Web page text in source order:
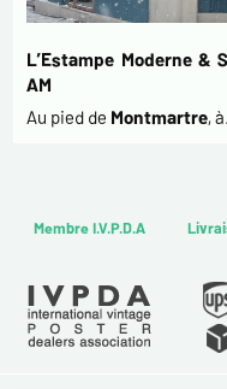
L’Estampe Moderne &
AM
Au pied de Montmartre,
Membre I.V.P.D.A